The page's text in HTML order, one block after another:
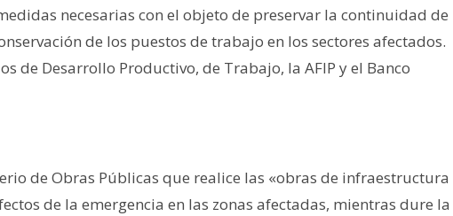
necesarias con el objeto de preservar la continuidad de
de los puestos de trabajo en los sectores afectados.
de Desarrollo Productivo, de Trabajo, la AFIP y el Banco
de Obras Públicas que realice las «obras de infraestructura
de la emergencia en las zonas afectadas, mientras dure la